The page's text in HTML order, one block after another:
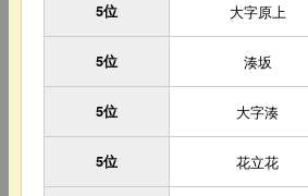
5位 大字原上
5位 湊坂
5位 大字湊
5位 花立花